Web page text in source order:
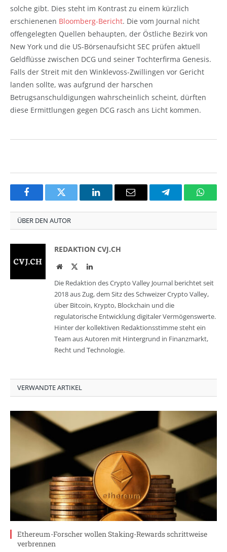
solche gibt. Dies steht im Kontrast zu einem kürzlich
erschienenen Bloomberg-Bericht. Die vom Journal nicht
offengelegten Quellen behaupten, der Östliche Bezirk von
New York und die US-Börsenaufsicht SEC prüfen aktuell
Geldflüsse zwischen DCG und seiner Tochterfirma Genesis.
Falls der Streit mit den Winklevoss-Zwillingen vor Gericht
landen sollte, was aufgrund der harschen
Betrugsanschuldigungen wahrscheinlich scheint, dürften
diese Ermittlungen gegen DCG rasch ans Licht kommen.
FacebookTwitter LinkedInEmail Telegram
ÜBER DEN AUTOR
REDAKTION CVJ.CH
WebsiteTwitterLinkedIn
Die Redaktion des Crypto Valley Journal berichtet seit
2018 aus Zug, dem Sitz des Schweizer Crypto Valley,
über Bitcoin, Krypto, Blockchain und die
regulatorische Entwicklung digitaler Vermögenswerte.
Hinter der kollektiven Redaktionsstimme steht ein
Team aus Autoren mit Hintergrund in Finanzmarkt,
Recht und Technologie.
VERWANDTE ARTIKEL
Ethereum-Forscher wollen Staking-Rewards schrittweise
verbrennen